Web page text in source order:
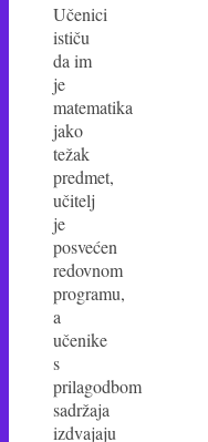
Učenici
ističu
da im
je
matematika
jako
težak
predmet,
učitelj
je
posvećen
redovnom
programu,
a
učenike
s
prilagodbom
sadržaja
izdvajaju